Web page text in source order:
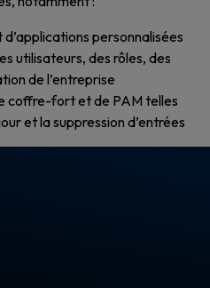
personnalisées
utilisateurs, des rôles, des
de l’entreprise
coffre-fort et de PAM telles
et la suppression d’entrées